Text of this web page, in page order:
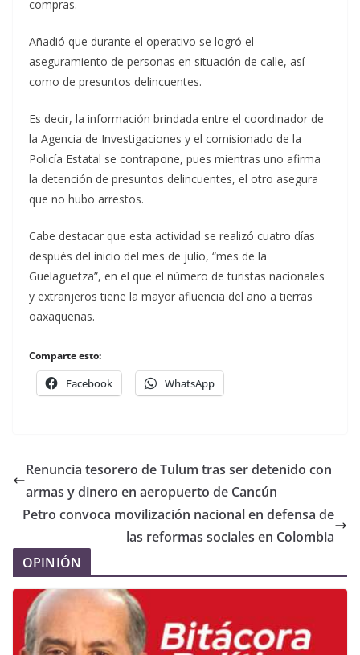
compras.
Añadió que durante el operativo se logró el
aseguramiento de personas en situación de calle, así
como de presuntos delincuentes.
Es decir, la información brindada entre el coordinador de
la Agencia de Investigaciones y el comisionado de la
Policía Estatal se contrapone, pues mientras uno afirma
la detención de presuntos delincuentes, el otro asegura
que no hubo arrestos.
Cabe destacar que esta actividad se realizó cuatro días
después del inicio del mes de julio, “mes de la
Guelaguetza”, en el que el número de turistas nacionales
y extranjeros tiene la mayor afluencia del año a tierras
oaxaqueñas.
Comparte esto:
Facebook WhatsApp
Renuncia tesorero de Tulum tras ser detenido con
armas y dinero en aeropuerto de Cancún
Petro convoca movilización nacional en defensa de
las reformas sociales en Colombia
OPINIÓN